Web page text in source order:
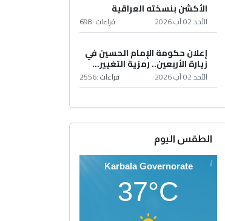
الأكشن بنسخته العراقية
الأحد 02 آب 2026 قراءات :698
إعلان حكومة الإمام الحسين في
زيارة الأربعين.. رمزية التغيير...
الأحد 02 آب 2026 قراءات :2556
الطقس اليوم
Karbala Governorate
37°C